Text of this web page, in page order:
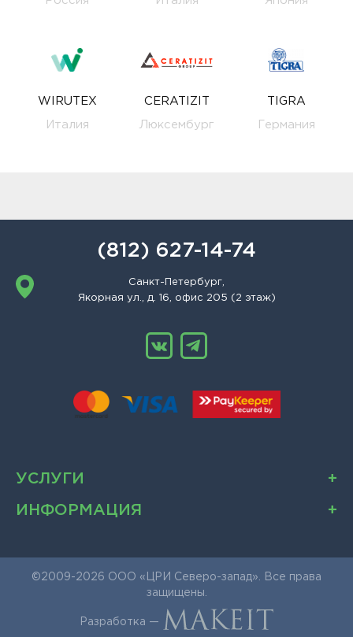
WIRUTEX
Италия
CERATIZIT
Люксембург
TIGRA
Германия
(812) 627-14-74
Санкт-Петербург,
Якорная ул., д. 16, офис 205 (2 этаж)
УСЛУГИ
ИНФОРМАЦИЯ
©2009-2026 ООО «ЦРИ Северо-запад». Все права
защищены.
Разработка —